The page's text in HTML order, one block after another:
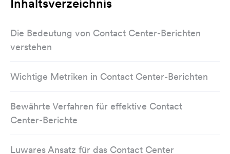
Inhaltsverzeichnis
Die Bedeutung von Contact Center-Berichten
verstehen
Wichtige Metriken in Contact Center-Berichten
Bewährte Verfahren für effektive Contact
Center-Berichte
Luwares Ansatz für das Contact Center